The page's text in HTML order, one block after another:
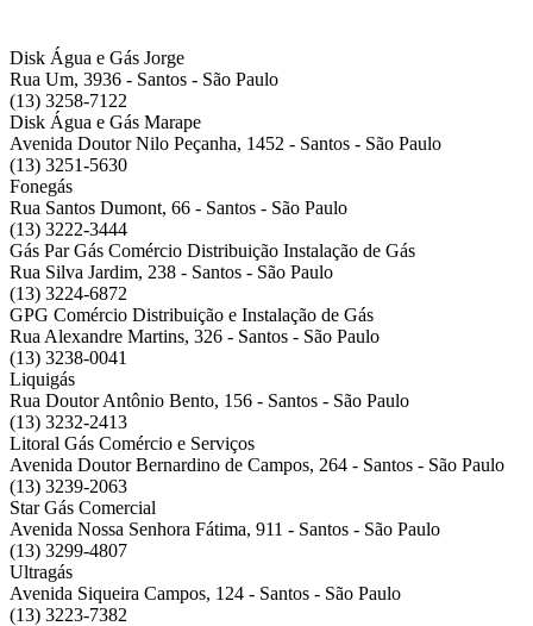
Disk Água e Gás Jorge
Rua Um, 3936 - Santos - São Paulo
(13) 3258-7122
Disk Água e Gás Marape
Avenida Doutor Nilo Peçanha, 1452 - Santos - São Paulo
(13) 3251-5630
Fonegás
Rua Santos Dumont, 66 - Santos - São Paulo
(13) 3222-3444
Gás Par Gás Comércio Distribuição Instalação de Gás
Rua Silva Jardim, 238 - Santos - São Paulo
(13) 3224-6872
GPG Comércio Distribuição e Instalação de Gás
Rua Alexandre Martins, 326 - Santos - São Paulo
(13) 3238-0041
Liquigás
Rua Doutor Antônio Bento, 156 - Santos - São Paulo
(13) 3232-2413
Litoral Gás Comércio e Serviços
Avenida Doutor Bernardino de Campos, 264 - Santos - São Paulo
(13) 3239-2063
Star Gás Comercial
Avenida Nossa Senhora Fátima, 911 - Santos - São Paulo
(13) 3299-4807
Ultragás
Avenida Siqueira Campos, 124 - Santos - São Paulo
(13) 3223-7382